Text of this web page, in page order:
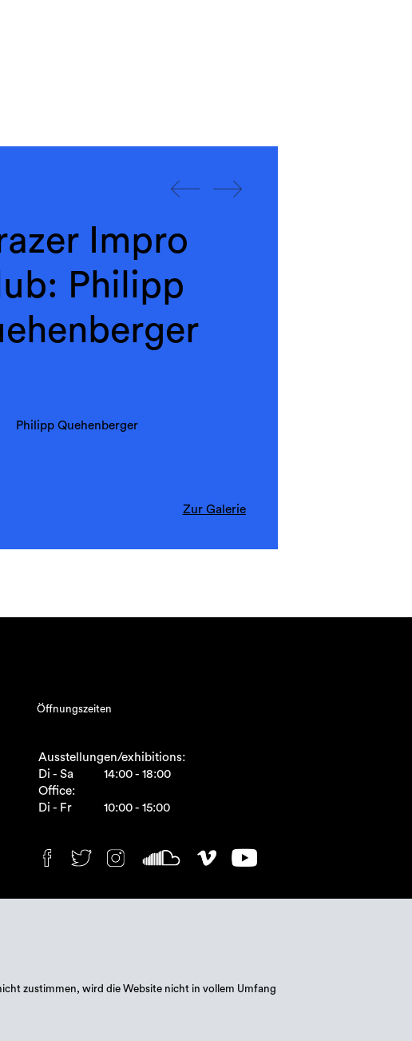
Impro
Philipp
Philipp Quehenberger
Zur Galerie
Öffnungszeiten
Ausstellungen/exhibitions:
Di - Sa
14:00 - 18:00
Office:
Di - Fr
10:00 - 15:00
zustimmen, wird die Website nicht in vollem Umfang